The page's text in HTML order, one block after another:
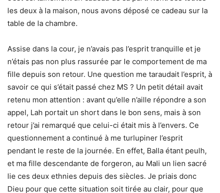
les deux à la maison, nous avons déposé ce cadeau sur la
table de la chambre.
Assise dans la cour, je n’avais pas l’esprit tranquille et je
n’étais pas non plus rassurée par le comportement de ma
fille depuis son retour. Une question me taraudait l’esprit, à
savoir ce qui s’était passé chez MS ? Un petit détail avait
retenu mon attention : avant qu’elle n’aille répondre a son
appel, Lah portait un short dans le bon sens, mais à son
retour j’ai remarqué que celui-ci était mis à l’envers. Ce
questionnement a continué à me turlupiner l’esprit
pendant le reste de la journée. En effet, Balla étant peulh,
et ma fille descendante de forgeron, au Mali un lien sacré
lie ces deux ethnies depuis des siècles. Je priais donc
Dieu pour que cette situation soit tirée au clair, pour que